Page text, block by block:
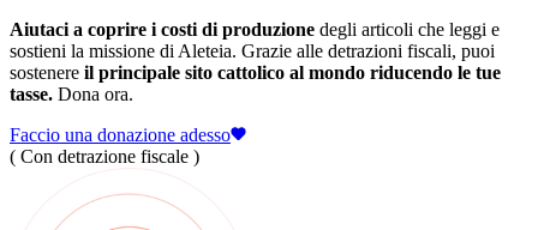
Aiutaci a coprire i costi di produzione degli articoli che leggi e
sostieni la missione di Aleteia. Grazie alle detrazioni fiscali, puoi
sostenere il principale sito cattolico al mondo riducendo le tue
tasse. Dona ora.
Faccio una donazione adesso
( Con detrazione fiscale )